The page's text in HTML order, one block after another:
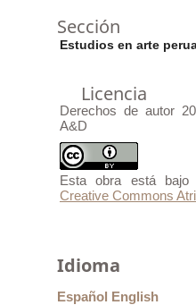
Sección
Estudios en arte
Licencia
Derechos de autor
A&D
Esta obra está bajo
Creative Commons
Idioma
Español English